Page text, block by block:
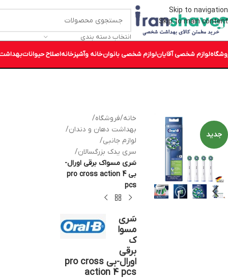
Skip to navigation
Skip to main content
انتخاب دسته بندی
لوازم شخصی آقایانلوازم شخصی بانوانخانه وآشپزخانهاصلاح حیوانات
جدید
خانه/فروشگاه/
بهداشت دهان و دندان/
لوازم جانبی/
سری یدک بزرگسالان/
سَری مسواک برقی اورال-
بی pro cross action 4
pcs
سَری
مسوا
ک
برقی
اورال-بی pro cross
action 4 pcs